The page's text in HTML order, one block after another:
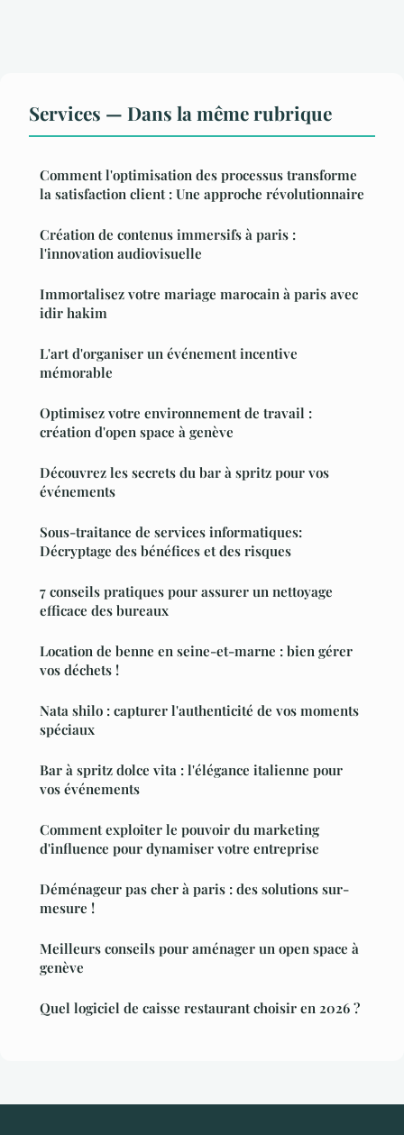
Services — Dans la même rubrique
Comment l'optimisation des processus transforme
la satisfaction client : Une approche révolutionnaire
Création de contenus immersifs à paris :
l'innovation audiovisuelle
Immortalisez votre mariage marocain à paris avec
idir hakim
L'art d'organiser un événement incentive
mémorable
Optimisez votre environnement de travail :
création d'open space à genève
Découvrez les secrets du bar à spritz pour vos
événements
Sous-traitance de services informatiques:
Décryptage des bénéfices et des risques
7 conseils pratiques pour assurer un nettoyage
efficace des bureaux
Location de benne en seine-et-marne : bien gérer
vos déchets !
Nata shilo : capturer l'authenticité de vos moments
spéciaux
Bar à spritz dolce vita : l'élégance italienne pour
vos événements
Comment exploiter le pouvoir du marketing
d'influence pour dynamiser votre entreprise
Déménageur pas cher à paris : des solutions sur-
mesure !
Meilleurs conseils pour aménager un open space à
genève
Quel logiciel de caisse restaurant choisir en 2026 ?